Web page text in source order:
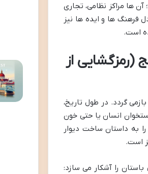
ها مراکز نظامی، تجاری
فرهنگ ها و ایده ها نیز
است.
(رمزگشایی از
گردد. در طول تاریخ،
انسان یا حتی خون
به داستان ساخت دیوار
است.
را آشکار می سازد: